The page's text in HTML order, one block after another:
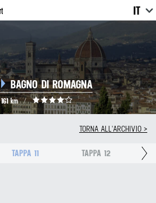
IT
BAGNO DI ROMAGNA
161 km /
TORNA ALL'ARCHIVIO >
TAPPA 11 TAPPA 12